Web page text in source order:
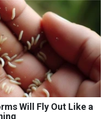
Will Fly Out Like a